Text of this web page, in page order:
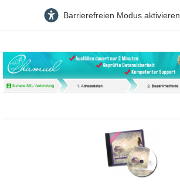
Barrierefreien Modus aktivieren